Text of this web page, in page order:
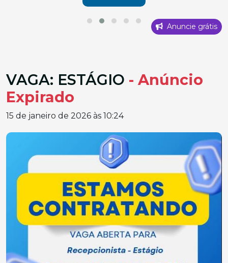
Anuncie grátis
VAGA: ESTÁGIO - Anúncio
Expirado
15 de janeiro de 2026 às 10:24